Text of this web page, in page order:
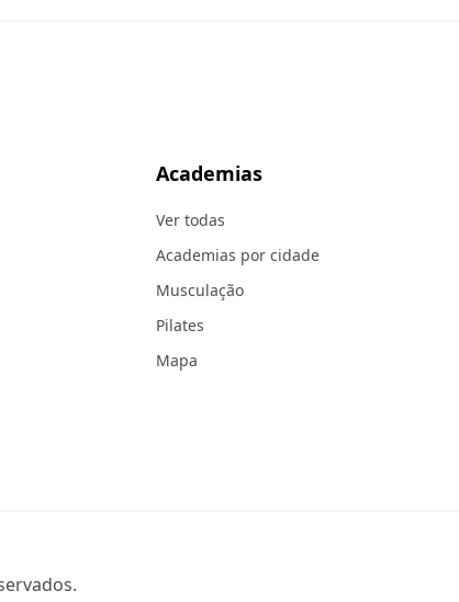
Academias
Ver todas
Academias por cidade
Musculação
Pilates
Mapa